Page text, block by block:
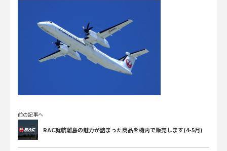
前の記事へ
RAC就航離島の魅力が詰まった商品を機内で販売します(4-5月)